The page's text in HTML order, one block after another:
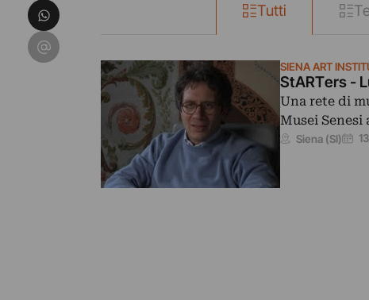
Tutti
SIENA ART
StARTers -
Una rete di
Musei Senesi
Siena (SI)
Condividi su WhatsApp
Condividi su Email